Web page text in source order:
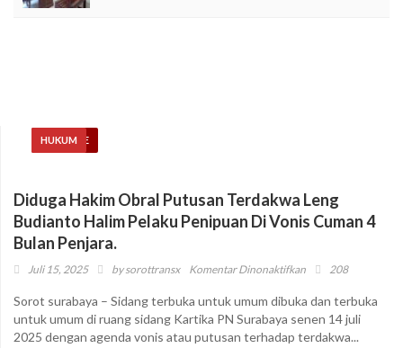
HEADLINE
HUKUM
Diduga Hakim Obral Putusan Terdakwa Leng
Budianto Halim Pelaku Penipuan Di Vonis Cuman 4
Bulan Penjara.
Juli 15, 2025 bysorottransx Komentar Dinonaktifkanpada
Hakim
Obral
Putusan
208
Sorot surabaya – Sidang terbuka untuk umum dibuka dan terbuka
untuk umum di ruang sidang Kartika PN Surabaya senen 14 juli
2025 dengan agenda vonis atau putusan terhadap terdakwa...